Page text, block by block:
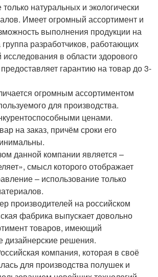
натуральных и экологически
Имеет огромный ассортимент и
выполнения продукции на
группа разработчиков, работающих
в области здорового
гарантию на товар до 3-
огромным ассортиментом
для производства.
ценами.
на заказ, причём сроки его
данной компании является –
смысл которого отображает
– использование только
производителей на российском
фабрика выпускает довольно
товаров, имеющий
дизайнерские решения.
компания, которая в своё
для производства полушек и